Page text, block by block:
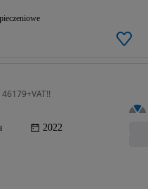
2022